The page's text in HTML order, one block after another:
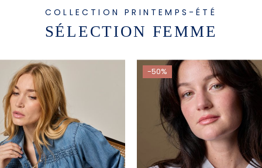
COLLECTION PRINTEMPS-ÉTÉ
SÉLECTION FEMME
-50%